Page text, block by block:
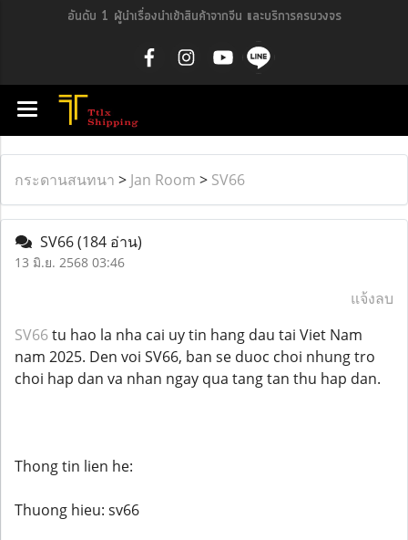
อันดับ 1 ผู้นำเรื่องนำเข้าสินค้าจากจีน และบริการครบวงจร
กระดานสนทนา > Jan Room > SV66
SV66(184 อ่าน)
13 มิ.ย. 2568 03:46
แจ้งลบ
SV66tu hao la nha cai uy tin hang dau tai Viet Nam
nam 2025. Den voi SV66, ban se duoc choi nhung tro
choi hap dan va nhan ngay qua tang tan thu hap dan.
Thong tin lien he:
Thuong hieu: sv66